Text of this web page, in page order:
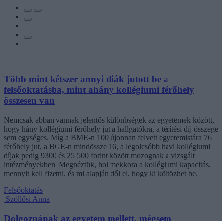
Több mint kétszer annyi diák jutott be a
felsőoktatásba, mint ahány kollégiumi férőhely
összesen van
Nemcsak abban vannak jelentős különbségek az egyetemek között,
hogy hány kollégiumi férőhely jut a hallgatókra, a térítési díj összege
sem egységes. Míg a BME-n 100 újonnan felvett egyetemistára 76
férőhely jut, a BGE-n mindössze 16, a legolcsóbb havi kollégiumi
díjak pedig 9300 és 25 500 forint között mozognak a vizsgált
intézményekben. Megnéztük, hol mekkora a kollégiumi kapacitás,
mennyit kell fizetni, és mi alapján dől el, hogy ki költözhet be.
Felsőoktatás
Szöllősi Anna
Dolgoznának az egyetem mellett, mégsem